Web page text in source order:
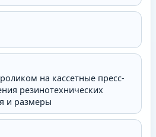
на кассетные пресс-
резинотехнических
и размеры